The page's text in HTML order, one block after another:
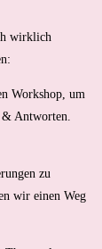
wirklich
Workshop, um
& Antworten.
zu
wir einen Weg